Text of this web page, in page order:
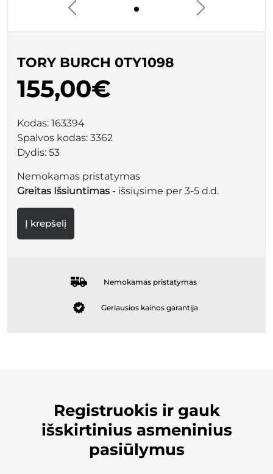
TORY BURCH 0TY1098
155,00€
Kodas: 163394
Spalvos kodas: 3362
Dydis: 53
Nemokamas pristatymas
Greitas Išsiuntimas - išsiųsime per 3-5 d.d.
Į krepšelį
Nemokamas pristatymas
Geriausios kainos garantija
Registruokis ir gauk
išskirtinius asmeninius
pasiūlymus